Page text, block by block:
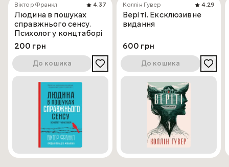
Віктор Франкл
4.37
Людина в пошуках
справжнього сенсу.
Психолог у концтаборі
200 грн
До кошика
Коллін Гувер
4.29
Веріті. Ексклюзивне
видання
600 грн
До кошика